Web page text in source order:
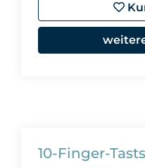
10-Finger-